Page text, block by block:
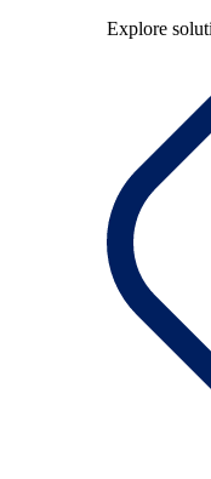
Explore